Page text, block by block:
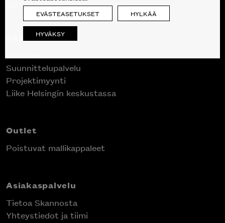
09 612 9440|sales@skanno.fi
Skanno
Suunnittelupalvelu
Projektimyynti
Liike Helsingin keskustassa
Outlet
Poistuvat mallikappaleet
Asiakaspalvelu
Tietoa Skannosta
Yhteystiedot ja tiimi
EVÄSTEASETUKSET HYLKÄÄ
HYVÄKSY